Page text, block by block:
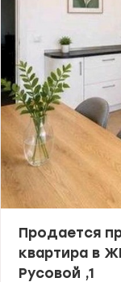
путешественников
Развита
Поручи
Епицентр,
спортивными
у.е , 066 676 22 40
Продается
квартира в
Русовой ,1